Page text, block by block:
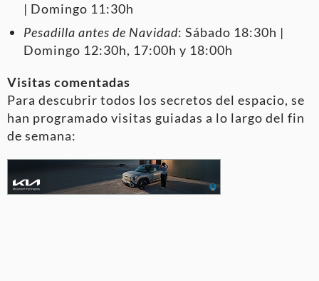
| Domingo 11:30h
Pesadilla antes de Navidad: Sábado 18:30h |
Domingo 12:30h, 17:00h y 18:00h
Visitas comentadas
Para descubrir todos los secretos del espacio, se
han programado visitas guiadas a lo largo del fin
de semana: